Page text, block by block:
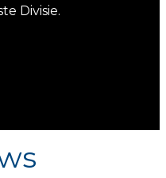
Divisie.